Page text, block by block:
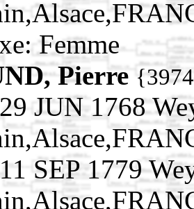
Femme
Pierre
JUN 1768
SEP 1779